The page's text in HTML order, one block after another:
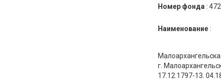
Номер фонда : 472
Наименование :
г.
17.12.1797-13.